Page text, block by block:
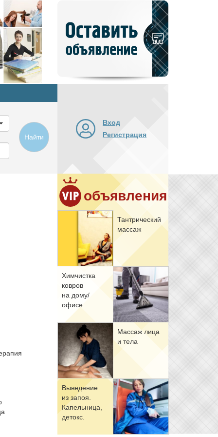
объявление
Найти
Вход
Регистрация
объявления
Тан­три­че­ский
мас­саж
Хим­чист­ка
ков­ров
на до­му/
офи­се
Мас­саж ли­ца
и те­ла
Вы­ве­де­ние
из за­поя.
Ка­пель­ни­ца,
де­токс.